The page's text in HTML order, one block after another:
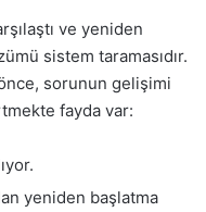
ve yeniden
sistem taramasıdır.
sorunun gelişimi
fayda var:
yeniden başlatma